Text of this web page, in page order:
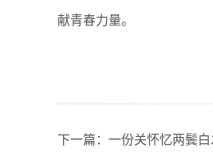
献青春力量。
下一篇：一份关怀忆两鬓